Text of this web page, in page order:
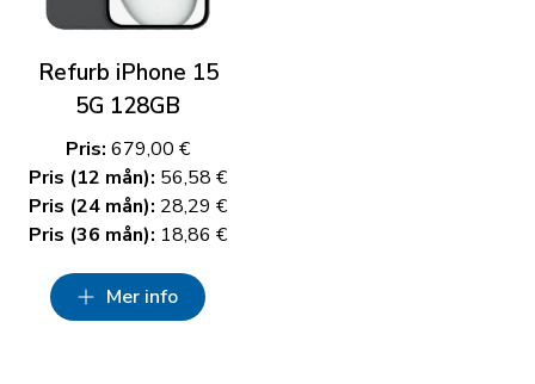
Refurb iPhone 15
5G 128GB
Pris: 679,00 €
Pris (12 mån): 56,58 €
Pris (24 mån): 28,29 €
Pris (36 mån): 18,86 €
Mer info